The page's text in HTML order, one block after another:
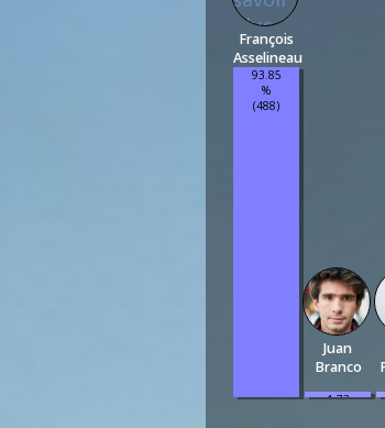
François
Asselineau
93.85
%
(488)
Juan
Branco
1.73